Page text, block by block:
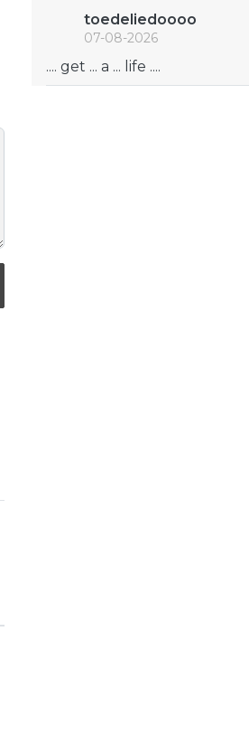
toedeliedoooo
07-08-2026
.... get ... a ... life ....